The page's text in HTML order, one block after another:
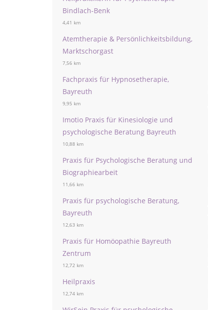
Bindlach-Benk
4,41 km
Atemtherapie & Persönlichkeitsbildung,
Marktschorgast
7,56 km
Fachpraxis für Hypnosetherapie,
Bayreuth
9,95 km
Imotio Praxis für Kinesiologie und
psychologische Beratung Bayreuth
10,88 km
Praxis für Psychologische Beratung und
Biographiearbeit
11,66 km
Praxis für psychologische Beratung,
Bayreuth
12,63 km
Praxis für Homöopathie Bayreuth
Zentrum
12,72 km
Heilpraxis
12,74 km